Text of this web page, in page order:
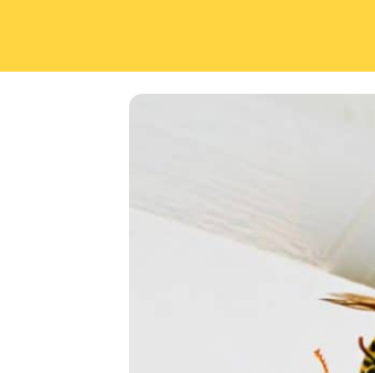
Passer